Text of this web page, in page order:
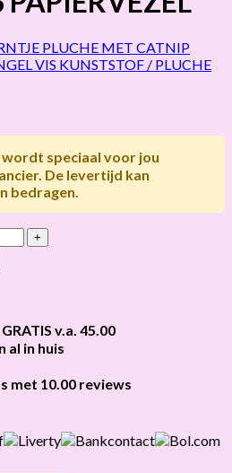
speciaal voor jou
De levertijd kan
bedragen.
v.a. 45.00
3,95, een pakket 5,95 en
gratis verzonden.
al in huis
is en je bestelt vóór 13:00, wordt
. Je hebt28 dagen
met 10.00 reviews